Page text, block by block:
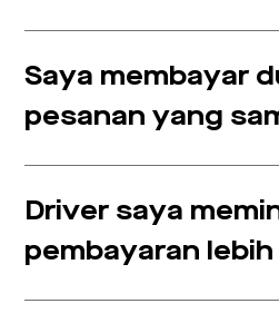
Saya membayar
pesanan yang
Driver saya
pembayaran lebih